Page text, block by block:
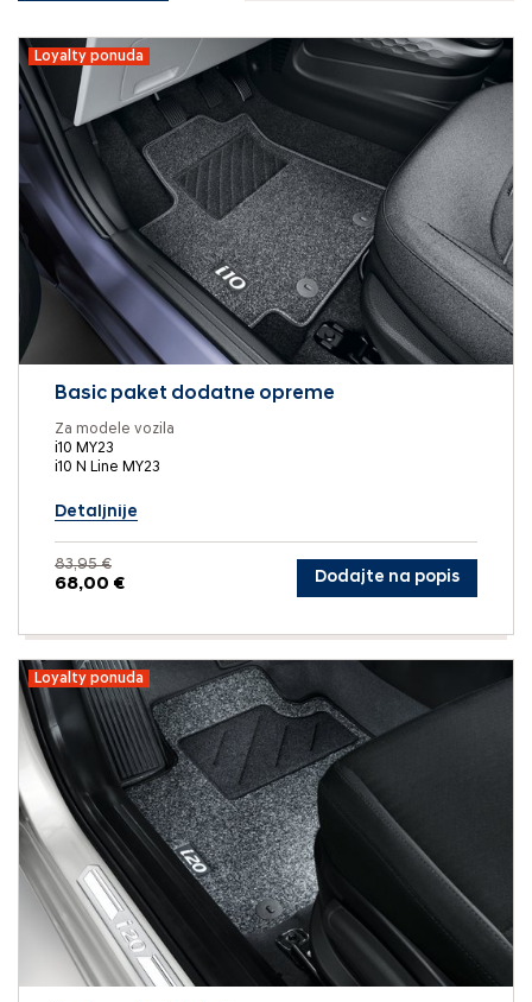
Loyalty ponuda
Basic paket dodatne opreme
Za modele vozila
i10 MY23
i10 N Line MY23
Detaljnije
83,95 €
68,00 € Dodajte na popis
Loyalty ponuda